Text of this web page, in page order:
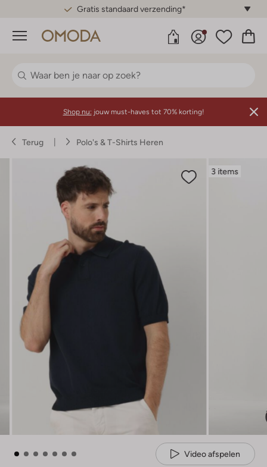
Gratis standaard verzending*
Menu
Shop nu: jouw must-haves tot 70% korting!
Terug Polo's & T-Shirts Heren
3 items
Video afspelen